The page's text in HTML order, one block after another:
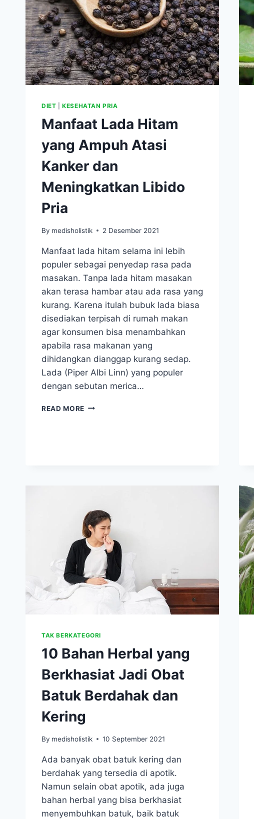
DIET |KESEHATAN PRIA
Manfaat Lada Hitam
yang Ampuh Atasi
Kanker dan
Meningkatkan Libido
Pria
By medisholistik 2 Desember 2021
Manfaat lada hitam selama ini lebih
populer sebagai penyedap rasa pada
masakan. Tanpa lada hitam masakan
akan terasa hambar atau ada rasa yang
kurang. Karena itulah bubuk lada biasa
disediakan terpisah di rumah makan
agar konsumen bisa menambahkan
apabila rasa makanan yang
dihidangkan dianggap kurang sedap.
Lada (Piper Albi Linn) yang populer
dengan sebutan merica…
READ MORE MANFAAT
PRIA
TAK BERKATEGORI
10 Bahan Herbal yang
Berkhasiat Jadi Obat
Batuk Berdahak dan
Kering
By medisholistik 10 September 2021
Ada banyak obat batuk kering dan
berdahak yang tersedia di apotik.
Namun selain obat apotik, ada juga
bahan herbal yang bisa berkhasiat
menyembuhkan batuk, baik batuk